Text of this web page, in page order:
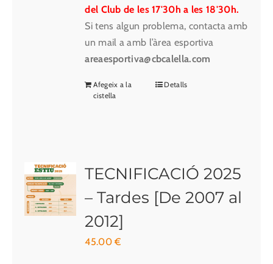
del Club de les 17'30h a les 18'30h.
Si tens algun problema, contacta amb
un mail a amb l’àrea esportiva
areaesportiva@cbcalella.com
Afegeix a la
cistella
Detalls
TECNIFICACIÓ 2025
– Tardes [De 2007 al
2012]
45.00€